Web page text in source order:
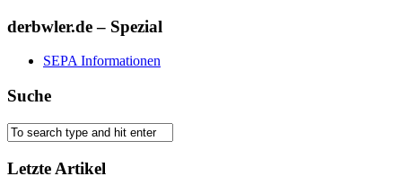
derbwler.de – Spezial
SEPA Informationen
Suche
Letzte Artikel